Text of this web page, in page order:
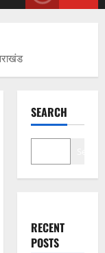
SEARCH
RECENT
POSTS